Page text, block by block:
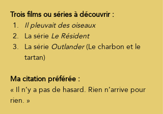
Trois films ou séries à découvrir :
Il pleuvait des oiseaux
La série Le Résident
La série Outlander (Le charbon et le
tartan)
Ma citation préférée :
« Il n’y a pas de hasard. Rien n’arrive pour
rien. »